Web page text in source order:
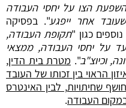
הצו על יחסי העבודה
אחר ייפגע". בפסיקה
כגון "תקופת העבודה,
על יחסי העבודה, ממצאי
וכיוצ"ב". מטרת בית הדין,
הראוי בין זכותו של העובד
שחיתויות, לבין האינטרס
העבודה.